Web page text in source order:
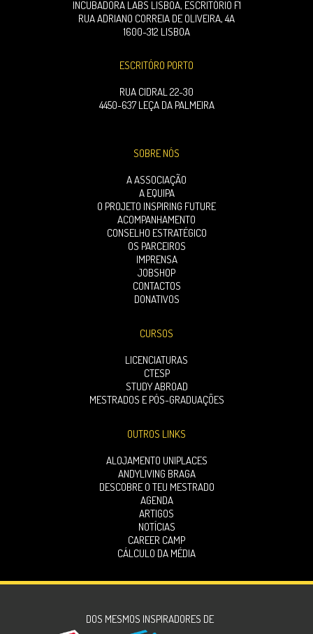
INCUBADORA LABS LISBOA, ESCRITÓRIO F1
RUA ADRIANO CORREIA DE OLIVEIRA, 4A
1600-312 LISBOA
ESCRITÓRO PORTO
RUA CIDRAL 22-30
4450-637 LEÇA DA PALMEIRA
SOBRE NÓS
A ASSOCIAÇÃO
A EQUIPA
O PROJETO INSPIRING FUTURE
ACOMPANHAMENTO
CONSELHO ESTRATÉGICO
OS PARCEIROS
IMPRENSA
JOBSHOP
CONTACTOS
DONATIVOS
CURSOS
LICENCIATURAS
CTESP
STUDY ABROAD
MESTRADOS E PÓS-GRADUAÇÕES
OUTROS LINKS
ALOJAMENTO UNIPLACES
ANDYLIVING BRAGA
DESCOBRE O TEU MESTRADO
AGENDA
ARTIGOS
NOTÍCIAS
CAREER CAMP
CÁLCULO DA MÉDIA
DOS MESMOS INSPIRADORES DE